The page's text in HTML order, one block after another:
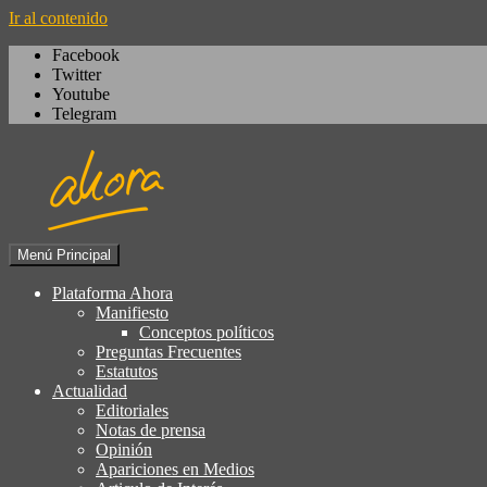
Ir al contenido
Facebook
Twitter
Youtube
Telegram
Plataforma Ahora
Menú Principal
Plataforma Ahora
Manifiesto
Conceptos políticos
Preguntas Frecuentes
Estatutos
Actualidad
Editoriales
Notas de prensa
Opinión
Apariciones en Medios